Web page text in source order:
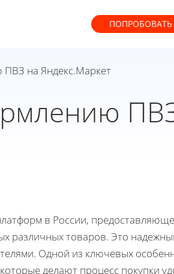
ПОПРОБОВАТЬ
на Яндекс.Маркет
в России,
различных товаров. Это
Одной из ключевых
делают процесс покупки